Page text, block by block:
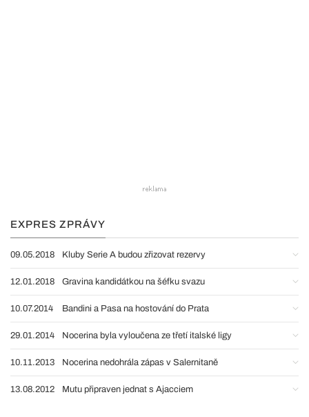
EXPRES ZPRÁVY
09.05.2018 Kluby Serie A budou zřizovat rezervy
12.01.2018 Gravina kandidátkou na šéfku svazu
10.07.2014 Bandini a Pasa na hostování do Prata
29.01.2014 Nocerina byla vyloučena ze třetí italské ligy
10.11.2013 Nocerina nedohrála zápas v Salernitaně
13.08.2012 Mutu připraven jednat s Ajacciem